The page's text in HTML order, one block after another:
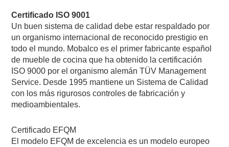
Certificado ISO 9001
Un buen sistema de calidad debe estar respaldado por
un organismo internacional de reconocido prestigio en
todo el mundo. Mobalco es el primer fabricante español
de mueble de cocina que ha obtenido la certificación
ISO 9000 por el organismo alemán TÜV Management
Service. Desde 1995 mantiene un Sistema de Calidad
con los más rigurosos controles de fabricación y
medioambientales.
Certificado EFQM
El modelo EFQM de excelencia es un modelo europeo